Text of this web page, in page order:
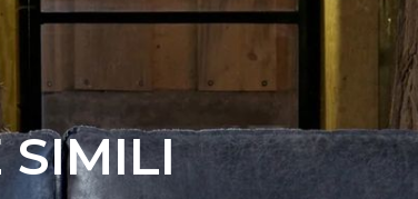
SIMILI